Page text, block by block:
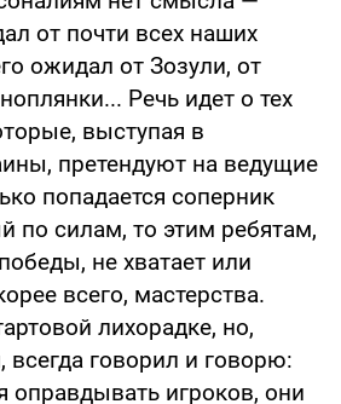
от почти всех наших
ожидал от Зозули, от
Речь идет о тех
выступая в
претендуют на ведущие
попадается соперник
по силам, то этим ребятам,
не хватает или
всего, мастерства.
лихорадке, но,
всегда говорил и говорю:
оправдывать игроков, они